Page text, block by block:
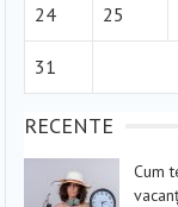
24 25
31
RECENTE
Cum